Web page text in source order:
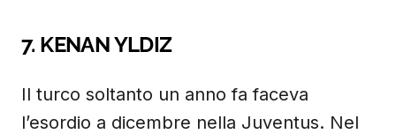
7. KENAN YLDIZ
Il turco soltanto un anno fa faceva
l’esordio a dicembre nella Juventus. Nel